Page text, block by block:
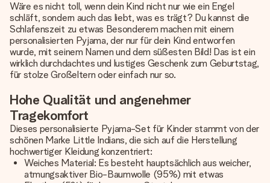
Wäre es nicht toll, wenn dein Kind nicht nur wie ein Engel
schläft, sondern auch das liebt, was es trägt? Du kannst die
Schlafenszeit zu etwas Besonderem machen mit einem
personalisierten Pyjama, der nur für dein Kind entworfen
wurde, mit seinem Namen und dem süßesten Bild! Das ist ein
wirklich durchdachtes und lustiges Geschenk zum Geburtstag,
für stolze Großeltern oder einfach nur so.
Hohe Qualität und angenehmer
Tragekomfort
Dieses personalisierte Pyjama-Set für Kinder stammt von der
schönen Marke Little Indians, die sich auf die Herstellung
hochwertiger Kleidung konzentriert:
Weiches Material: Es besteht hauptsächlich aus weicher,
atmungsaktiver Bio-Baumwolle (95%) mit etwas